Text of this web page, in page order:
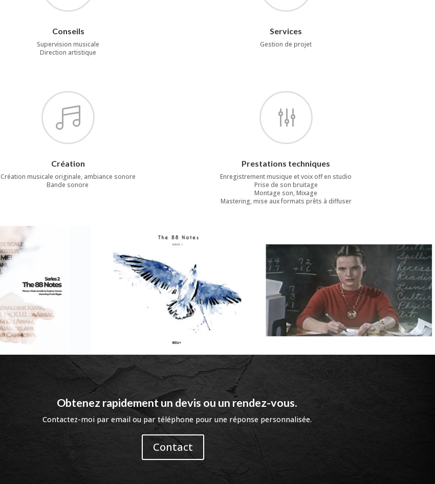
Conseils
Supervision musicale
Direction artistique
Services
Gestion de projet

Création
Création musicale originale, ambiance sonore
Bande sonore
g
Prestations techniques
Enregistrement musique et voix off en studio
Prise de son bruitage
Montage son, Mixage
Mastering, mise aux formats prêts à diffuser
Obtenez rapidement un devis ou un rendez-vous.
Contactez-moi par email ou par téléphone pour une réponse personnalisée.
Contact